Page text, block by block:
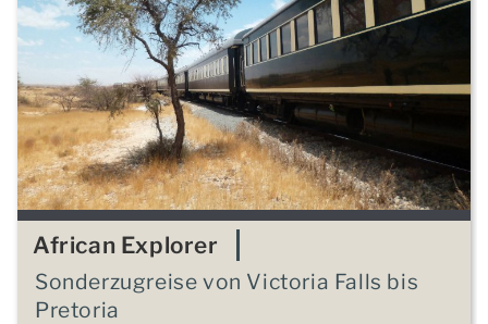
African Explorer
Sonderzugreise von Victoria Falls bis
Pretoria